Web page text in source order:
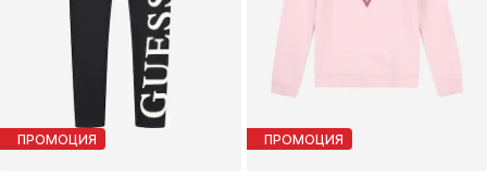
ПРОМОЦИЯ ПРОМОЦИЯ